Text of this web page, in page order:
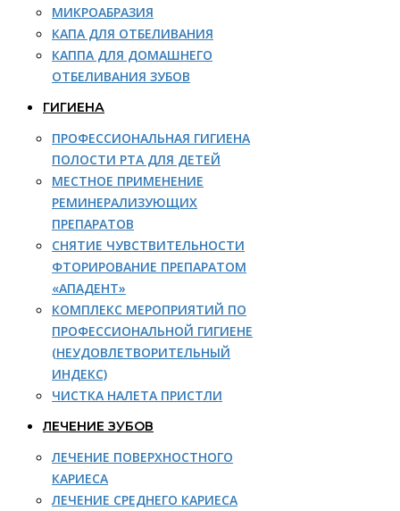
МИКРОАБРАЗИЯ
КАПА ДЛЯ ОТБЕЛИВАНИЯ
КАППА ДЛЯ ДОМАШНЕГО
ОТБЕЛИВАНИЯ ЗУБОВ
ГИГИЕНА
ПРОФЕССИОНАЛЬНАЯ ГИГИЕНА
ПОЛОСТИ РТА ДЛЯ ДЕТЕЙ
МЕСТНОЕ ПРИМЕНЕНИЕ
РЕМИНЕРАЛИЗУЮЩИХ
ПРЕПАРАТОВ
СНЯТИЕ ЧУВСТВИТЕЛЬНОСТИ
ФТОРИРОВАНИЕ ПРЕПАРАТОМ
«АПАДЕНТ»
КОМПЛЕКС МЕРОПРИЯТИЙ ПО
ПРОФЕССИОНАЛЬНОЙ ГИГИЕНЕ
(НЕУДОВЛЕТВОРИТЕЛЬНЫЙ
ИНДЕКС)
ЧИСТКА НАЛЕТА ПРИСТЛИ
ЛЕЧЕНИЕ ЗУБОВ
ЛЕЧЕНИЕ ПОВЕРХНОСТНОГО
КАРИЕСА
ЛЕЧЕНИЕ СРЕДНЕГО КАРИЕСА